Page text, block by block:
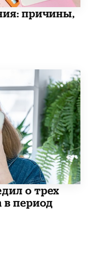
причины,
о трех
период